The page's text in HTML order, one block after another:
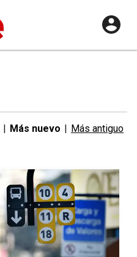
| Más nuevo | Más antiguo